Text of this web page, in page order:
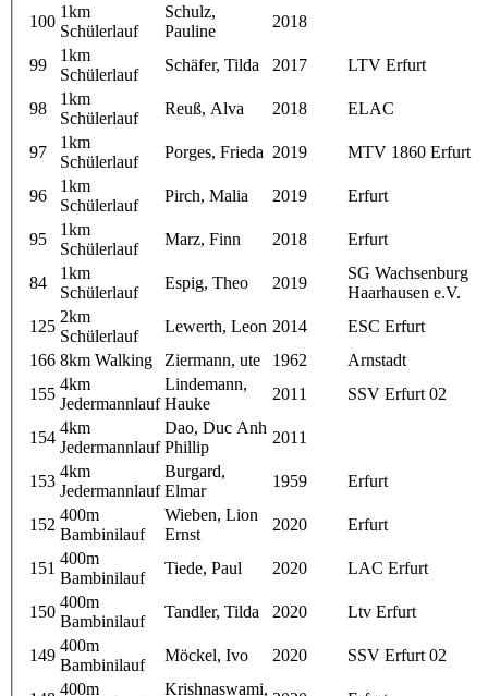
100
1km
Schülerlauf
Schulz,
Pauline
2018
99
1km
Schülerlauf
Schäfer, Tilda 2017 LTV Erfurt
98
1km
Schülerlauf
Reuß, Alva 2018 ELAC
97
1km
Schülerlauf
Porges, Frieda 2019 MTV 1860 Erfurt
96
1km
Schülerlauf
Pirch, Malia 2019 Erfurt
95
1km
Schülerlauf
Marz, Finn 2018 Erfurt
84
1km
Schülerlauf
Espig, Theo 2019
SG Wachsenburg
Haarhausen e.V.
125
2km
Schülerlauf
Lewerth, Leon 2014
ESC Erfurt
166 8km Walking Ziermann, ute 1962
Arnstadt
155
4km
Jedermannlauf
Lindemann,
Hauke
2011 SSV Erfurt 02
154
4km
Jedermannlauf
Dao, Duc Anh
Phillip
2011
153
4km
Jedermannlauf
Burgard,
Elmar
1959 Erfurt
152
400m
Bambinilauf
Wieben, Lion
Ernst
2020 Erfurt
151
400m
Bambinilauf
Tiede, Paul 2020 LAC Erfurt
150
400m
Bambinilauf
Tandler, Tilda 2020 Ltv Erfurt
149
400m
Bambinilauf
Möckel, Ivo 2020 SSV Erfurt 02
400m
Krishnaswami,